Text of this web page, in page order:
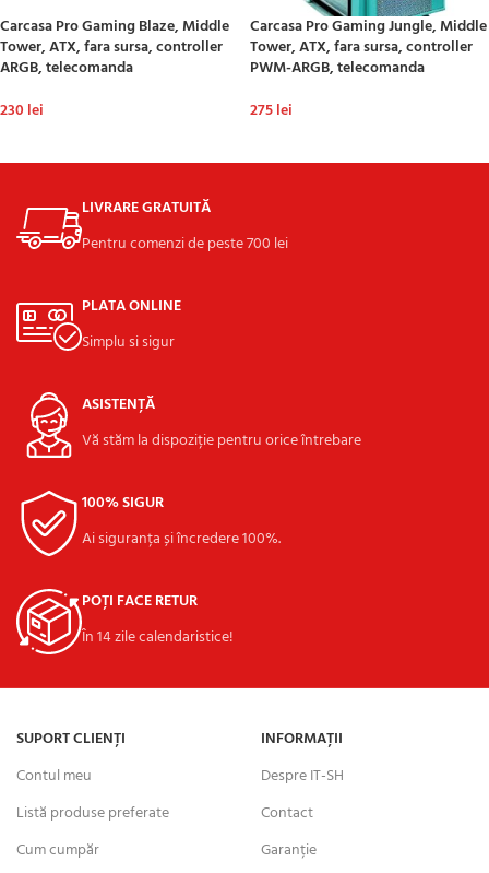
Carcasa Pro Gaming Blaze, Middle
Tower, ATX, fara sursa, controller
ARGB, telecomanda
230 lei
Carcasa Pro Gaming Jungle, Middle
Tower, ATX, fara sursa, controller
PWM-ARGB, telecomanda
275lei
LIVRARE GRATUITĂ
Pentru comenzi de peste 700 lei
PLATA ONLINE
Simplu si sigur
ASISTENȚĂ
Vă stăm la dispoziție pentru orice întrebare
100% SIGUR
Ai siguranța și încredere 100%.
POȚI FACE RETUR
În 14 zile calendaristice!
SUPORT CLIENȚI
Contul meu
Listă produse preferate
Cum cumpăr
INFORMAȚII
Despre IT-SH
Contact
Garanție